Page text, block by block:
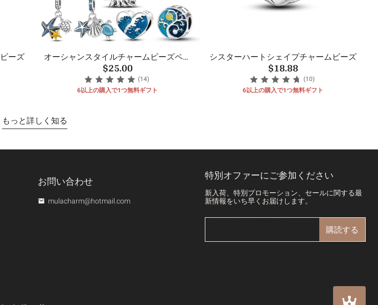
ーズ
オーシャンスタイルチャームビーズペン
ダント
$25.00
(14)
6以上の購入で1つ無料ギフト
シスターハートシェイプチャームビーズ
$18.88
(10)
6以上の購入で1つ無料ギフト
もっと詳しく知る
お問い合わせ
mulacharm@hotmail.com
特別オファーにご参加ください
新入荷、特別プロモーション、セールに関する最
新情報をいち早くお届けします。
購読する